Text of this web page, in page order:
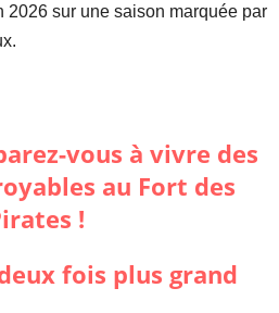
2026 sur une saison marquée par
fois plus grand